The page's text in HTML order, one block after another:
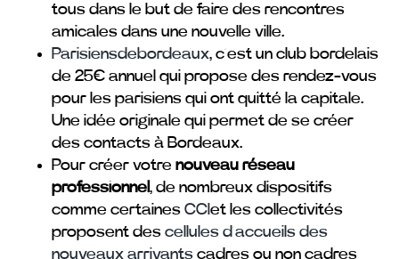
tous dans le but de faire des rencontres
amicales dans une nouvelle ville.
Parisiensdebordeaux, c’est un club bordelais
de 25€ annuel qui propose des rendez-vous
pour les parisiens qui ont quitté la capitale.
Une idée originale qui permet de se créer
des contacts à Bordeaux.
Pour créer votre nouveau réseau
professionnel, de nombreux dispositifs
comme certaines CCIet les collectivités
proposent des cellules d’accueils des
nouveaux arrivantscadres ou non cadres